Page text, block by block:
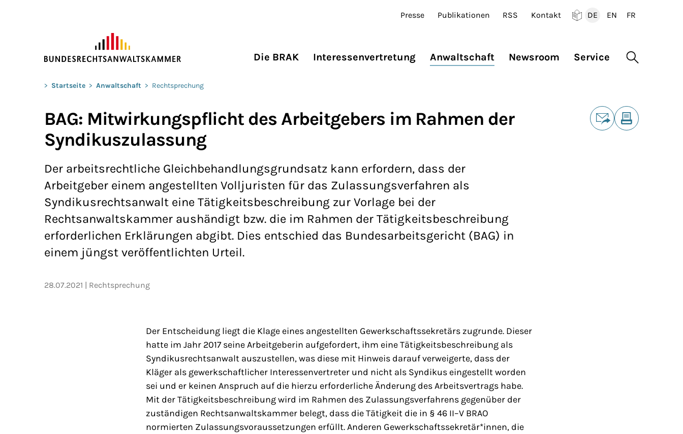
Presse Publikationen RSS Kontakt
DE
EN
FR
Die BRAK Interessenvertretung Anwaltschaft Newsroom Service Suche
Sie befinden sich hier:
> Startseite > Anwaltschaft > Rechtsprechung
BAG: Mitwirkungspflicht des Arbeitgebers im Rahmen der
Syndikuszulassung
Der arbeitsrechtliche Gleichbehandlungsgrundsatz kann erfordern, dass der
Arbeitgeber einem angestellten Volljuristen für das Zulassungsverfahren als
Syndikusrechtsanwalt eine Tätigkeitsbeschreibung zur Vorlage bei der
Rechtsanwaltskammer aushändigt bzw. die im Rahmen der Tätigkeitsbeschreibung
erforderlichen Erklärungen abgibt. Dies entschied das Bundesarbeitsgericht (BAG) in
einem jüngst veröffentlichten Urteil.
28.07.2021 Rechtsprechung
Der Entscheidung liegt die Klage eines angestellten Gewerkschaftssekretärs zugrunde. Dieser
hatte im Jahr 2017 seine Arbeitgeberin aufgefordert, ihm eine Tätigkeitsbeschreibung als
Syndikusrechtsanwalt auszustellen, was diese mit Hinweis darauf verweigerte, dass der
Kläger als gewerkschaftlicher Interessenvertreter und nicht als Syndikus eingestellt worden
sei und er keinen Anspruch auf die hierzu erforderliche Änderung des Arbeitsvertrags habe.
Mit der Tätigkeitsbeschreibung wird im Rahmen des Zulassungsverfahrens gegenüber der
zuständigen Rechtsanwaltskammer belegt, dass die Tätigkeit die in § 46 II–V BRAO
normierten Zulassungsvoraussetzungen erfüllt. Anderen Gewerkschaftssekretär*innen, die